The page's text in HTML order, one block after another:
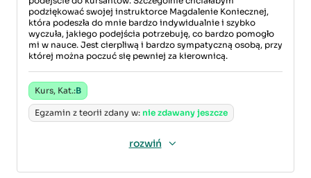
podziękować swojej instruktorce Magdalenie Koniecznej,
która podeszła do mnie bardzo indywidualnie i szybko
wyczuła, jakiego podejścia potrzebuję, co bardzo pomogło
mi w nauce. Jest cierpliwą i bardzo sympatyczną osobą, przy
której można poczuć się pewniej za kierownicą.
Kurs, Kat.:B
Egzamin z teorii zdany w: nie zdawany jeszcze
rozwiń